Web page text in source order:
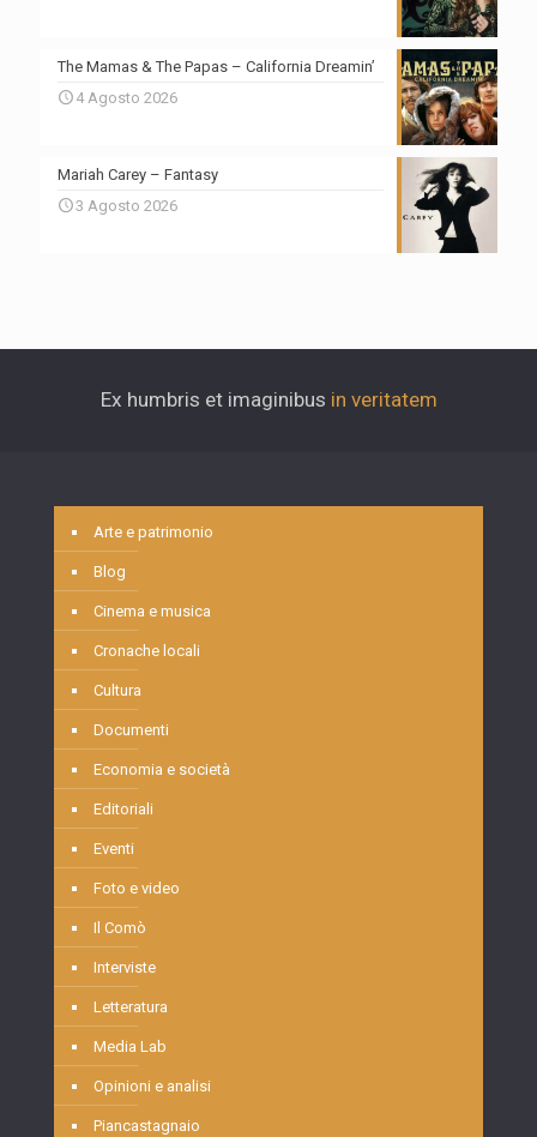
The Mamas & The Papas – California Dreamin’
4 Agosto 2026
Mariah Carey – Fantasy
3 Agosto 2026
Ex humbris et imaginibus in veritatem
Arte e patrimonio
Blog
Cinema e musica
Cronache locali
Cultura
Documenti
Economia e società
Editoriali
Eventi
Foto e video
Il Comò
Interviste
Letteratura
Media Lab
Opinioni e analisi
Piancastagnaio